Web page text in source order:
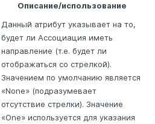
Описание/использование
Данный атрибут указывает на то,
будет ли Ассоциация иметь
направление (т.е. будет ли
отображаться со стрелкой).
Значением по умолчанию является
«None» (подразумевает
отсутствие стрелки). Значение
«One» используется для указания